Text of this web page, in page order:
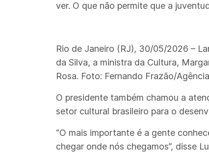
ver. O que não permite que a
Rio de Janeiro (RJ), 30/05/2026 –
da Silva, a ministra da Cultura,
Rosa. Foto: Fernando Frazão/
O presidente também chamou a
setor cultural brasileiro para o
“O mais importante é a gente
chegar onde nós chegamos”, disse